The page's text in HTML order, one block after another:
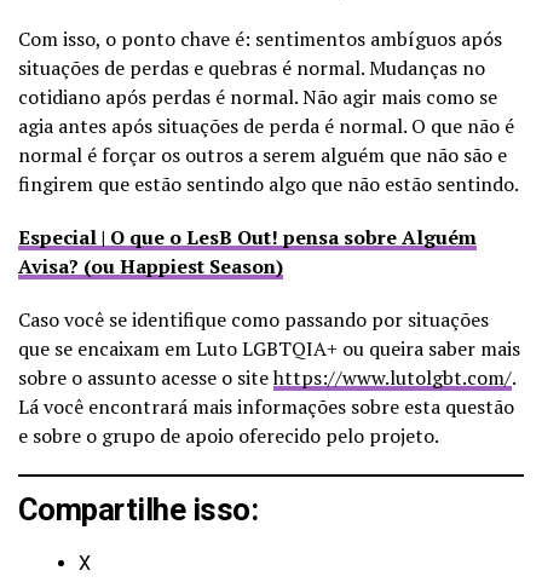
Com isso, o ponto chave é: sentimentos ambíguos após
situações de perdas e quebras é normal. Mudanças no
cotidiano após perdas é normal. Não agir mais como se
agia antes após situações de perda é normal. O que não é
normal é forçar os outros a serem alguém que não são e
fingirem que estão sentindo algo que não estão sentindo.
Especial | O que o LesB Out! pensa sobre Alguém
Avisa? (ou Happiest Season)
Caso você se identifique como passando por situações
que se encaixam em Luto LGBTQIA+ ou queira saber mais
sobre o assunto acesse o sitehttps://www.lutolgbt.com/.
Lá você encontrará mais informações sobre esta questão
e sobre o grupo de apoio oferecido pelo projeto.
Compartilhe isso:
X